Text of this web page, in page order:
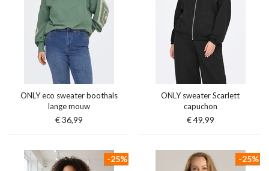
ONLY eco sweater boothals
lange mouw
€ 36,99
ONLY sweater Scarlett
capuchon
€ 49,99
-25% -25%